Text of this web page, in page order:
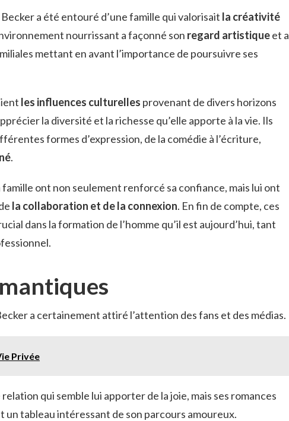
a été entouré d’une famille qui valorisait la créativité
nourrissant a façonné son regard artistiqueet a
mettant en avant l’importance de poursuivre ses
les influences culturelles provenant de divers horizons
la diversité et la richesse qu’elle apporte à la vie. Ils
formes d’expression, de la comédie à l’écriture,
.
famille ont non seulement renforcé sa confiance, mais lui ont
la collaboration et de la connexion. En fin de compte, ces
dans la formation de l’homme qu’il est aujourd’hui, tant
a certainement attiré l’attention des fans et des médias.
Privée
qui semble lui apporter de la joie, mais ses romances
un tableau intéressant de son parcours amoureux.